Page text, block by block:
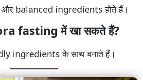
और balanced ingredients होते हैं।
fasting में खा सकते हैं?
ingredients के साथ बनाते हैं।